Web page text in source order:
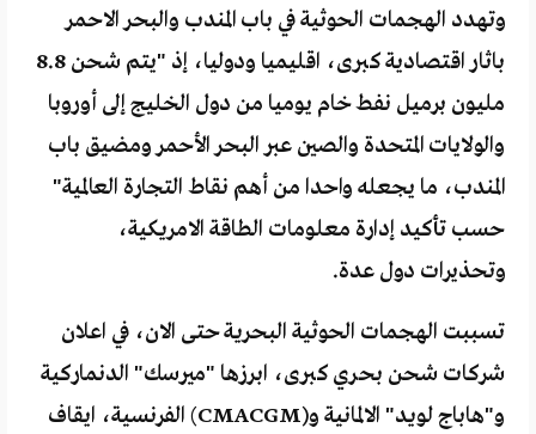
وتهدد الهجمات الحوثية في باب المندب والبحر الاحمر
باثار اقتصادية كبرى، اقليميا ودوليا، إذ "يتم شحن 8.8
مليون برميل نفط خام يوميا من دول الخليج إلى أوروبا
والولايات المتحدة والصين عبر البحر الأحمر ومضيق باب
المندب، ما يجعله واحدا من أهم نقاط التجارة العالمية"
حسب تأكيد إدارة معلومات الطاقة الامريكية،
وتحذيرات دول عدة.
تسببت الهجمات الحوثية البحرية حتى الان، في اعلان
شركات شحن بحري كبرى، ابرزها "ميرسك" الدنماركية
و"هاباج لويد" الالمانية و(CMACGM) الفرنسية، ايقاف